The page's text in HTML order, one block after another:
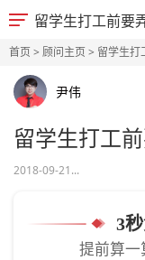
留学生打工前要
首页> 顾问主页> 留学生打
尹伟
留学生打工
2018-09-21...
3
提前算一